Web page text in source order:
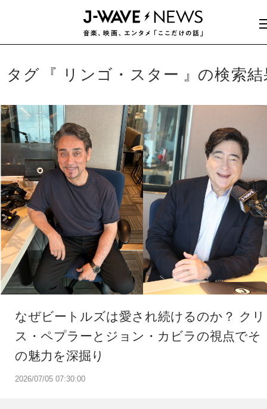
タグ リンゴ・スター の検索結
2026/07/05 07:30:00
なぜビートルズは愛され続けるのか？ クリ
ス・ペプラーとジョン・カビラの視点でそ
の魅力を深掘り